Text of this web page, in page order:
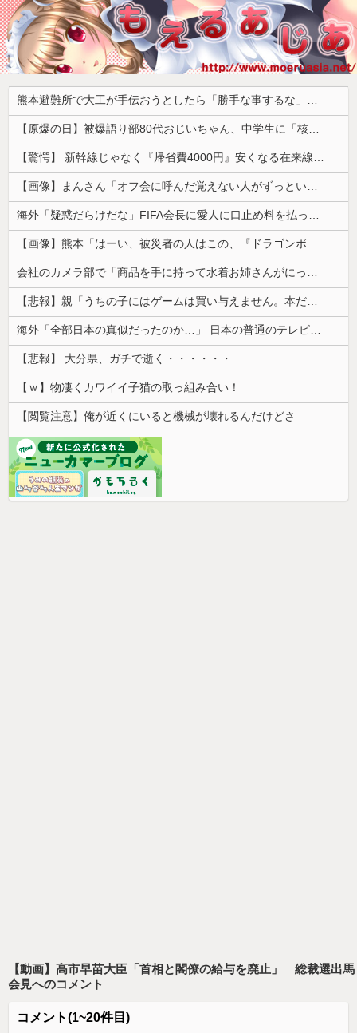
熊本避難所で大工が手伝おうとしたら「勝手な事するな」と行政側に止められた！との証言、内容があまりに胡散臭すぎた結果……
【原爆の日】被爆語り部80代おじいちゃん、中学生に「核を持たないで日本を守れますか？」「日本も原爆を持たないと負ける！」と言われ絶句 ………
【驚愕】 新幹線じゃなく『帰省費4000円』安くなる在来線で帰省した結果ｗｗｗｗｗ
【画像】まんさん「オフ会に呼んだ覚えない人がずっといたので晒すわ」（パシャ）
海外「疑惑だらけだな」FIFA会長に愛人に口止め料を払っていた疑惑（海外の反応）
【画像】熊本「はーい、被災者の人はこの、『ドラゴンボールの家』みたいな奴の中で過ごしてねー」
会社のカメラ部で「商品を手に持って水着お姉さんがにっこり」を撮影、だがお姉さんは素人アルバイトで親バレした結果……
【悲報】親「うちの子にはゲームは買い与えません。本だけで十分」→結果ｗｗｗ
海外「全部日本の真似だったのか…」 日本の普通のテレビ番組が最新SNSの数十年先を行っていたと話題に
【悲報】 大分県、ガチで逝く・・・・・・
【ｗ】物凄くカワイイ子猫の取っ組み合い！
【閲覧注意】俺が近くにいると機械が壊れるんだけどさ
【動画】高市早苗大臣「首相と閣僚の給与を廃止」 総裁選出馬
会見へのコメント
コメント(1~20件目)